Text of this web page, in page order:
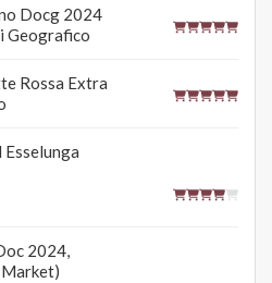
Docg 2024
Geografico
Rossa Extra
2024,